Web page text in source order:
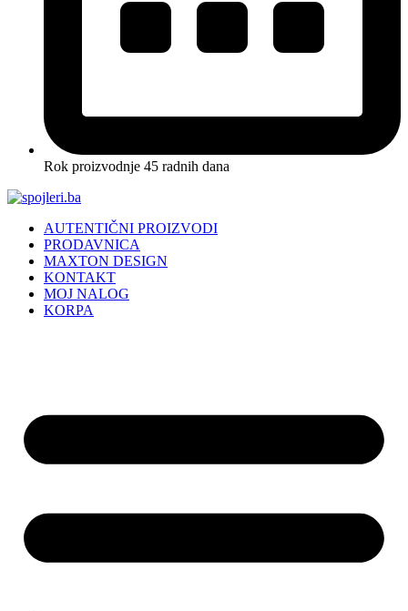
Rok proizvodnje 45 radnih dana
AUTENTIČNI PROIZVODI
PRODAVNICA
MAXTON DESIGN
KONTAKT
MOJ NALOG
KORPA